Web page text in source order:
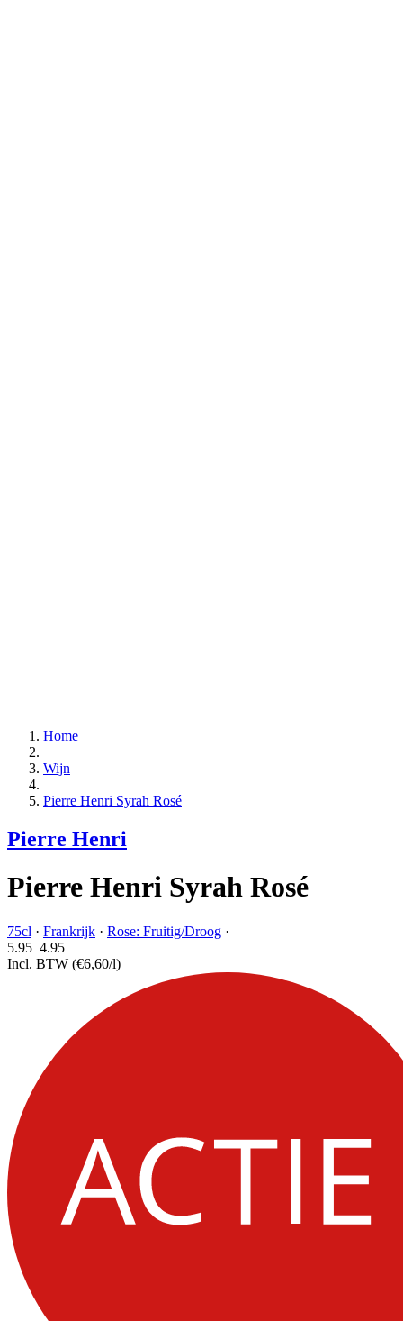
Home
Wijn
Pierre Henri Syrah Rosé
Pierre Henri
Pierre Henri Syrah Rosé
75cl · Frankrijk · Rose: Fruitig/Droog ·
5.95 4.95
Incl. BTW (€6,60/l)